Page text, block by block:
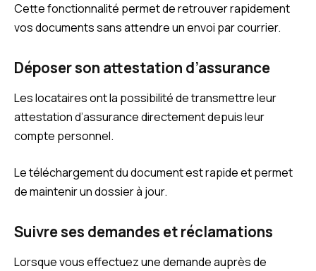
Cette fonctionnalité permet de retrouver rapidement
vos documents sans attendre un envoi par courrier.
Déposer son attestation d’assurance
Les locataires ont la possibilité de transmettre leur
attestation d’assurance directement depuis leur
compte personnel.
Le téléchargement du document est rapide et permet
de maintenir un dossier à jour.
Suivre ses demandes et réclamations
Lorsque vous effectuez une demande auprès de